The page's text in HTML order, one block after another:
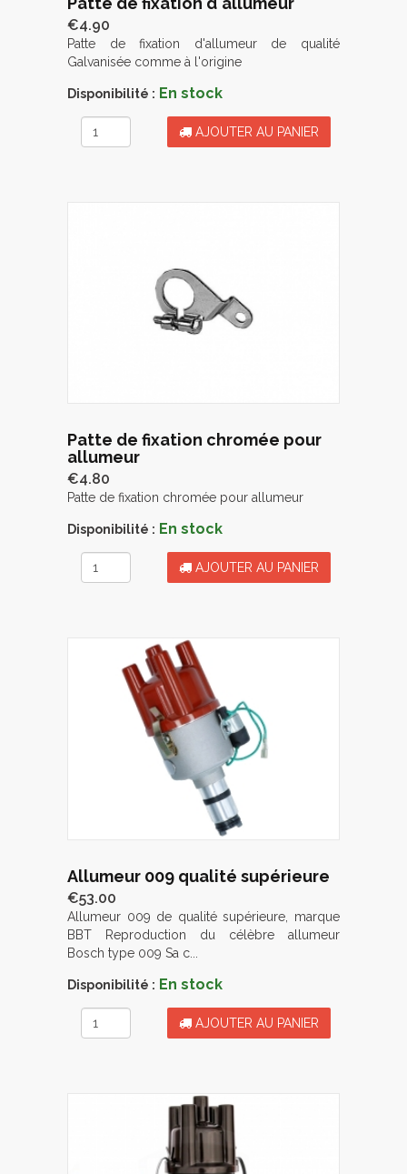
€4.90
Patte de fixation d'allumeur de qualité
Galvanisée comme à l'origine
Disponibilité : En stock
AJOUTER AU PANIER
Patte de fixation chromée pour
allumeur
€4.80
Patte de fixation chromée pour allumeur
Disponibilité : En stock
AJOUTER AU PANIER
Allumeur 009 qualité supérieure
€53.00
Allumeur 009 de qualité supérieure, marque
BBT Reproduction du célèbre allumeur
Bosch type 009 Sa c...
Disponibilité : En stock
AJOUTER AU PANIER